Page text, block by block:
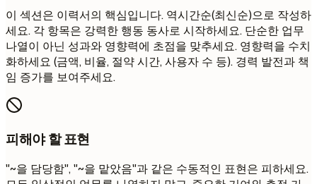
이 섹션은 이력서의 핵심입니다. 역시간순(최신순)으로 작성하
세요. 각 항목은 강력한 행동 동사로 시작하세요. 단순한 업무
나열이 아닌 성과와 영향력에 초점을 맞추세요. 영향력을 수치
화하세요 (금액, 비율, 절약 시간, 사용자 수 등). 경력 발전과 책
임 증가를 보여주세요.
피해야 할 표현
"~을 담당함", "~을 맡았음"과 같은 수동적인 표현은 피하세요.